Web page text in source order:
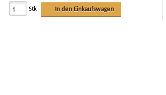
Stk In den Einkaufswagen